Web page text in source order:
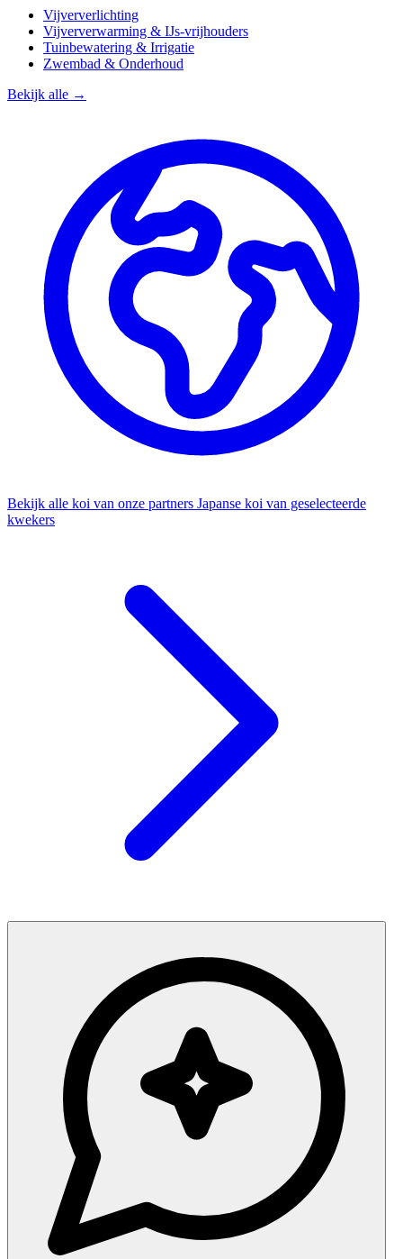
Vijververlichting
Vijververwarming & IJs-vrijhouders
Tuinbewatering & Irrigatie
Zwembad & Onderhoud
Bekijk alle →
Bekijk alle koi van onze partners Japanse koi van geselecteerde
kwekers